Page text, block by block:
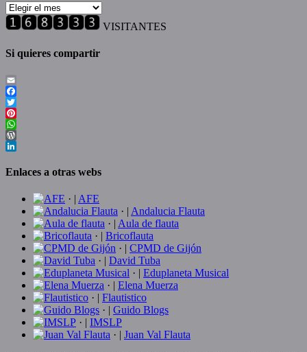
Historial
de
entradas
VISITANTES
Si quieres compartir
Email
Facebook
Twitter
Pinterest
WhatsApp
WordPress
Enlaces a otras webs
· | AFE
· | Andalucia Flauta
· | Aula de flauta
· | Bricoflauta
· | CPMD de Gijón
· | David Tuba
· | Eduplaneta Musical
· | Elena Muerza
· | Flautistico
· | Guido Blogs
· | IMSLP
· | Juan Val Flauta